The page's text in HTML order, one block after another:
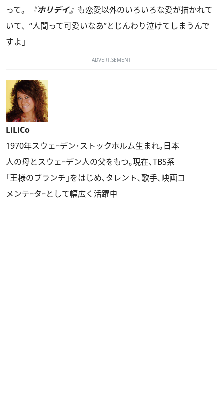
って。
『ホリデイ』 も恋愛以外のいろいろな愛が描かれて
いて、“人間って可愛いなあ”とじんわり泣けてしまうんで
すよ」
ADVERTISEMENT
LiLiCo
1970年スウェｰデン･ストックホルム生まれ｡日本
人の母とスウェｰデン人の父をもつ｡現在､TBS系
｢王様のブランチ｣をはじめ､タレント､歌手､映画コ
メンテｰタｰとして幅広く活躍中